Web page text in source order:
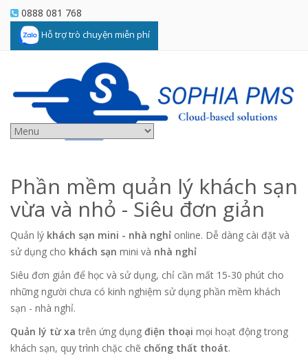
0888 081 768
Hỗ trợ trò chuyện miễn phí
Phần mềm quản lý khách sạn
vừa và nhỏ - Siêu đơn giản
Quản lý khách sạn mini - nhà nghỉ online. Dễ dàng cài đặt và
sử dụng cho khách sạn mini và nhà nghỉ
Siêu đơn giản để học và sử dụng, chỉ cần mất 15-30 phút cho
những người chưa có kinh nghiệm sử dụng phần mềm khách
sạn - nhà nghỉ.
Quản lý từ xa trên ứng dụng điện thoại mọi hoạt động trong
khách sạn, quy trình chặc chẽ chống thất thoát.